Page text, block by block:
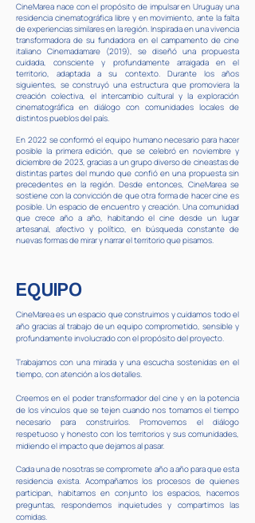
CineMarea nace con el propósito de impulsar en Uruguay una
residencia cinematográfica libre y en movimiento, ante la falta
de experiencias similares en la región. Inspirada en una vivencia
transformadora de su fundadora en el campamento de cine
italiano Cinemadamare (2019), se diseñó una propuesta
cuidada, consciente y profundamente arraigada en el
territorio, adaptada a su contexto. Durante los años
siguientes, se construyó una estructura que promoviera la
creación colectiva, el intercambio cultural y la exploración
cinematográfica en diálogo con comunidades locales de
distintos pueblos del país.
En 2022 se conformó el equipo humano necesario para hacer
posible la primera edición, que se celebró en noviembre y
diciembre de 2023, gracias a un grupo diverso de cineastas de
distintas partes del mundo que confió en una propuesta sin
precedentes en la región. Desde entonces, CineMarea se
sostiene con la convicción de que otra forma de hacer cine es
posible. Un espacio de encuentro y creación. Una comunidad
que crece año a año, habitando el cine desde un lugar
artesanal, afectivo y político, en búsqueda constante de
nuevas formas de mirar y narrar el territorio que pisamos.
EQUIPO
CineMarea es un espacio que construimos y cuidamos todo el
año gracias al trabajo de un equipo comprometido, sensible y
profundamente involucrado con el propósito del proyecto.
Trabajamos con una mirada y una escucha sostenidas en el
tiempo, con atención a los detalles.
Creemos en el poder transformador del cine y en la potencia
de los vínculos que se tejen cuando nos tomamos el tiempo
necesario para construirlos. Promovemos el diálogo
respetuoso y honesto con los territorios y sus comunidades,
midiendo el impacto que dejamos al pasar.
Cada una de nosotras se compromete año a año para que esta
residencia exista. Acompañamos los procesos de quienes
participan, habitamos en conjunto los espacios, hacemos
preguntas, respondemos inquietudes y compartimos las
comidas.